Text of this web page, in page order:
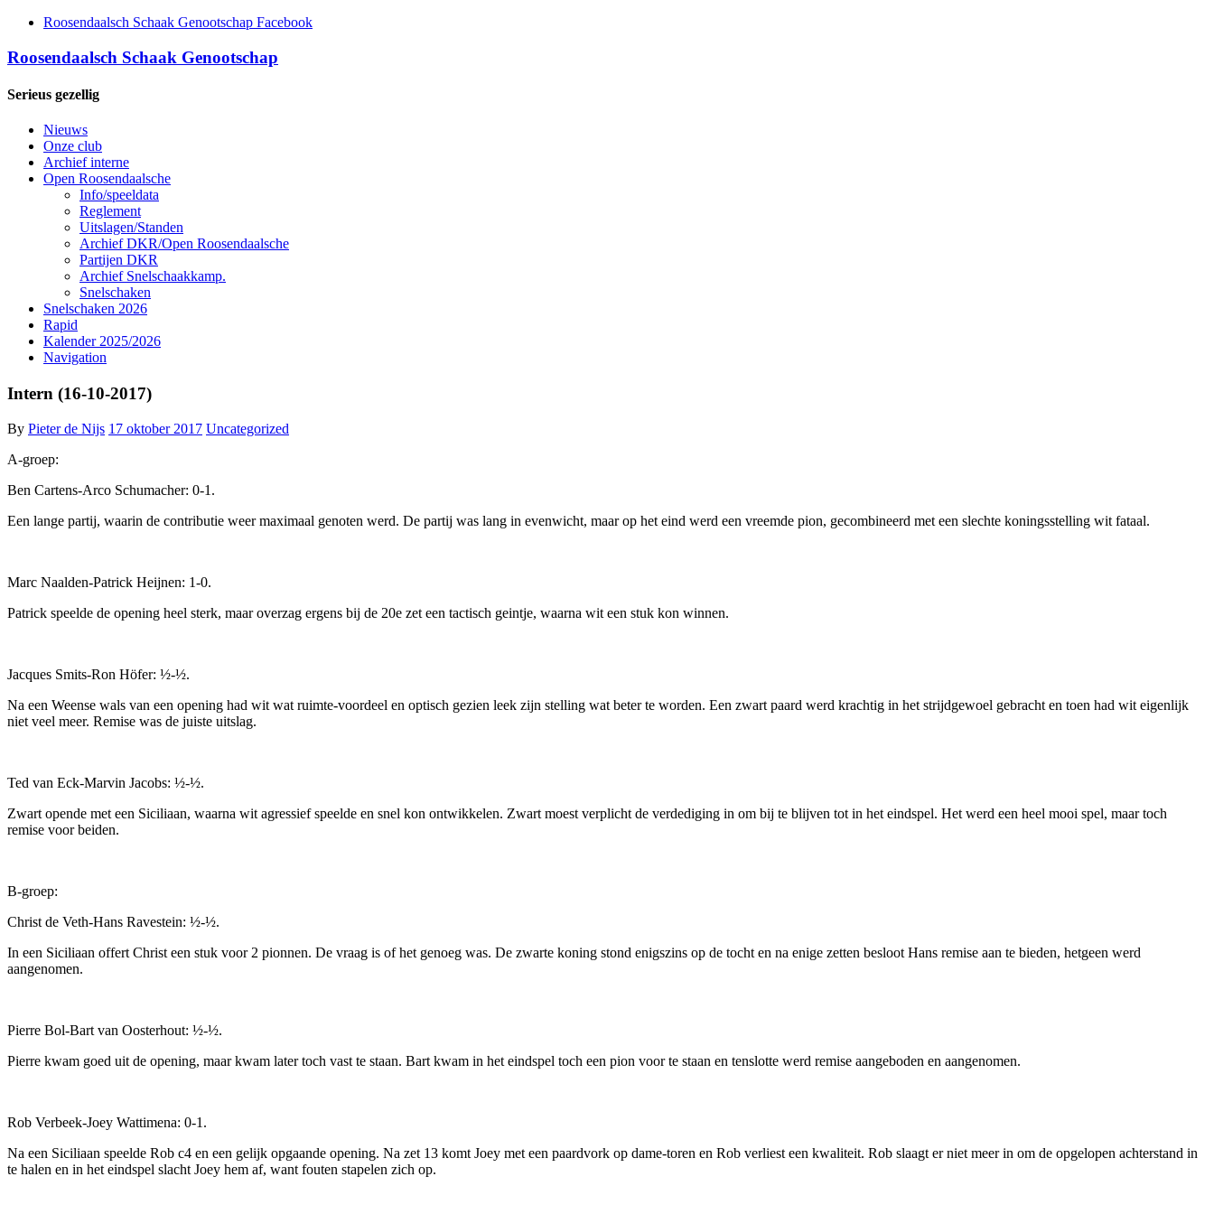
Roosendaalsch Schaak Genootschap Facebook
Roosendaalsch Schaak Genootschap
Serieus gezellig
Nieuws
Onze club
Archief interne
Open Roosendaalsche
Info/speeldata
Reglement
Uitslagen/Standen
Archief DKR/Open Roosendaalsche
Partijen DKR
Archief Snelschaakkamp.
Snelschaken
Snelschaken 2026
Rapid
Kalender 2025/2026
Navigation
Intern (16-10-2017)
By Pieter de Nijs 17 oktober 2017 Uncategorized
A-groep:
Ben Cartens-Arco Schumacher: 0-1.
Een lange partij, waarin de contributie weer maximaal genoten werd. De partij was lang in evenwicht, maar op het eind werd een vreemde pion, gecombineerd met een slechte koningsstelling wit fataal.
Marc Naalden-Patrick Heijnen: 1-0.
Patrick speelde de opening heel sterk, maar overzag ergens bij de 20e zet een tactisch geintje, waarna wit een stuk kon winnen.
Jacques Smits-Ron Höfer: ½-½.
Na een Weense wals van een opening had wit wat ruimte-voordeel en optisch gezien leek zijn stelling wat beter te worden. Een zwart paard werd krachtig in het strijdgewoel gebracht en toen had wit eigenlijk
niet veel meer. Remise was de juiste uitslag.
Ted van Eck-Marvin Jacobs: ½-½.
Zwart opende met een Siciliaan, waarna wit agressief speelde en snel kon ontwikkelen. Zwart moest verplicht de verdediging in om bij te blijven tot in het eindspel. Het werd een heel mooi spel, maar toch
remise voor beiden.
B-groep:
Christ de Veth-Hans Ravestein: ½-½.
In een Siciliaan offert Christ een stuk voor 2 pionnen. De vraag is of het genoeg was. De zwarte koning stond enigszins op de tocht en na enige zetten besloot Hans remise aan te bieden, hetgeen werd
aangenomen.
Pierre Bol-Bart van Oosterhout: ½-½.
Pierre kwam goed uit de opening, maar kwam later toch vast te staan. Bart kwam in het eindspel toch een pion voor te staan en tenslotte werd remise aangeboden en aangenomen.
Rob Verbeek-Joey Wattimena: 0-1.
Na een Siciliaan speelde Rob c4 en een gelijk opgaande opening. Na zet 13 komt Joey met een paardvork op dame-toren en Rob verliest een kwaliteit. Rob slaagt er niet meer in om de opgelopen achterstand in
te halen en in het eindspel slacht Joey hem af, want fouten stapelen zich op.